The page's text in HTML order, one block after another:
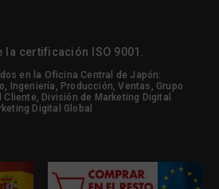
la certificación ISO 9001.
en la Oficina Central de Japón:
Ingeniería, Producción, Ventas, Grupo
División de Marketing Digital
Digital Global